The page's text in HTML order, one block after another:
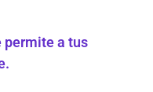
permite a tus